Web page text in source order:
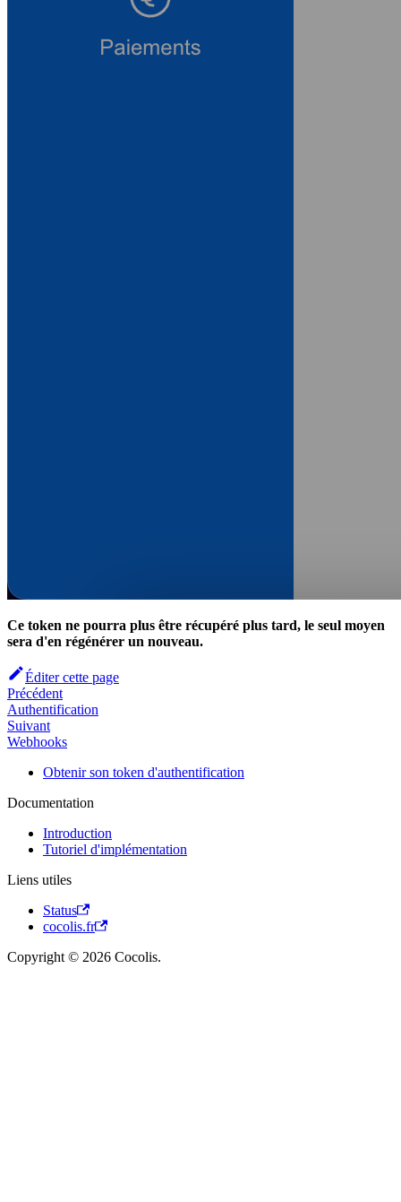
Ce token ne pourra plus être récupéré plus tard, le seul moyen
sera d'en régénérer un nouveau.
Éditer cette page
Précédent
Authentification
Suivant
Webhooks
Obtenir son token d'authentification
Documentation
Introduction
Tutoriel d'implémentation
Liens utiles
Status
cocolis.fr
Copyright © 2026 Cocolis.